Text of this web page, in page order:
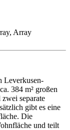
Array
Leverkusen-
384 m² großen
separate
gibt es eine
Die
und teilt